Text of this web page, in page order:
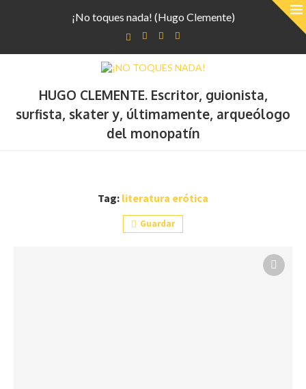
¡No toques nada! (Hugo Clemente)
HUGO CLEMENTE. Escritor, guionista,
surfista, skater y, últimamente, arqueólogo
del monopatín
Tag: literatura erótica
Guardar